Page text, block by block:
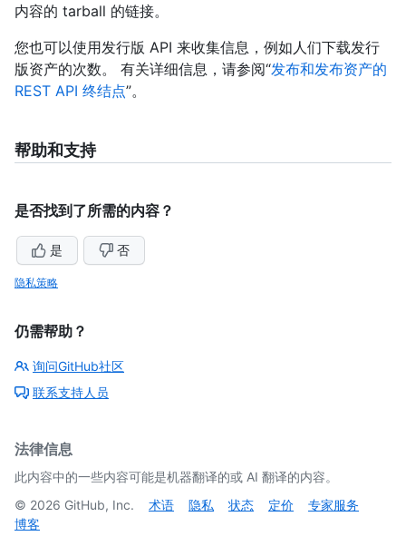
内容的 tarball 的链接。
您也可以使用发行版 API 来收集信息，例如人们下载发行
版资产的次数。 有关详细信息，请参阅“发布和发布资产的
REST API 终结点”。
帮助和支持
是否找到了所需的内容？
是 否
隐私策略
仍需帮助？
询问GitHub社区
联系支持人员
法律信息
此内容中的一些内容可能是机器翻译的或 AI 翻译的内容。
© 2026 GitHub, Inc. 术语 隐私 状态 定价
专家服务
博客